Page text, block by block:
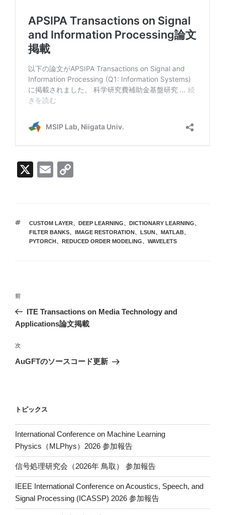
X
E
y
Li
タ
グ
CUSTOM LAYER、 DEEP LEARNING、 DICTIONARY LEARNING、
FILTER BANKS、 IMAGE RESTORATION、 LSUN、 MATLAB、
PYTORCH、 REDUCED ORDER MODELING、 WAVELETS
投
ナ
ゲ
ー
前
の
投
前
ITE Transactions on Media Technology and
Applications論文掲載
次
の
次
AuGFTのソースコード更新
トピックス
International Conference on Machine Learning
Physics（MLPhys）2026 参加報告
信号処理研究会（2026年 鳥取） 参加報告
IEEE International Conference on Acoustics, Speech, and
Signal Processing (ICASSP) 2026 参加報告